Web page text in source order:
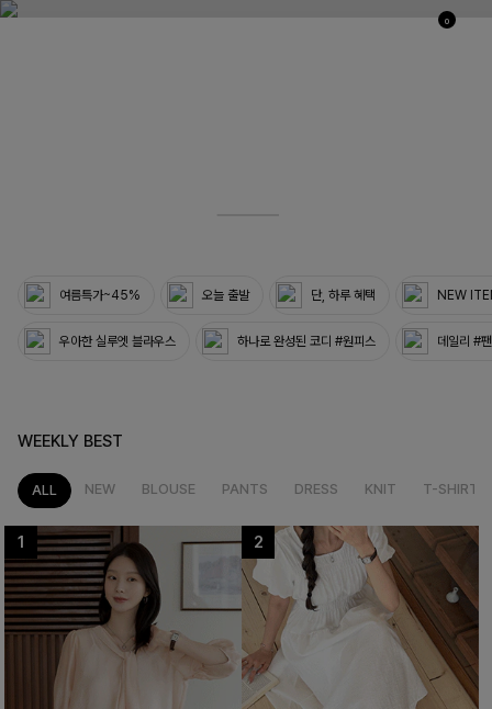
0
여름특가~45% 오늘 출발 단, 하루 혜택 NEW
우아한 실루엣 블라우스 하나로 완성된 코디 #원피스 데일리 #
WEEKLY BEST
ALL NEW BLOUSE PANTS DRESS KNIT T-SHIRT